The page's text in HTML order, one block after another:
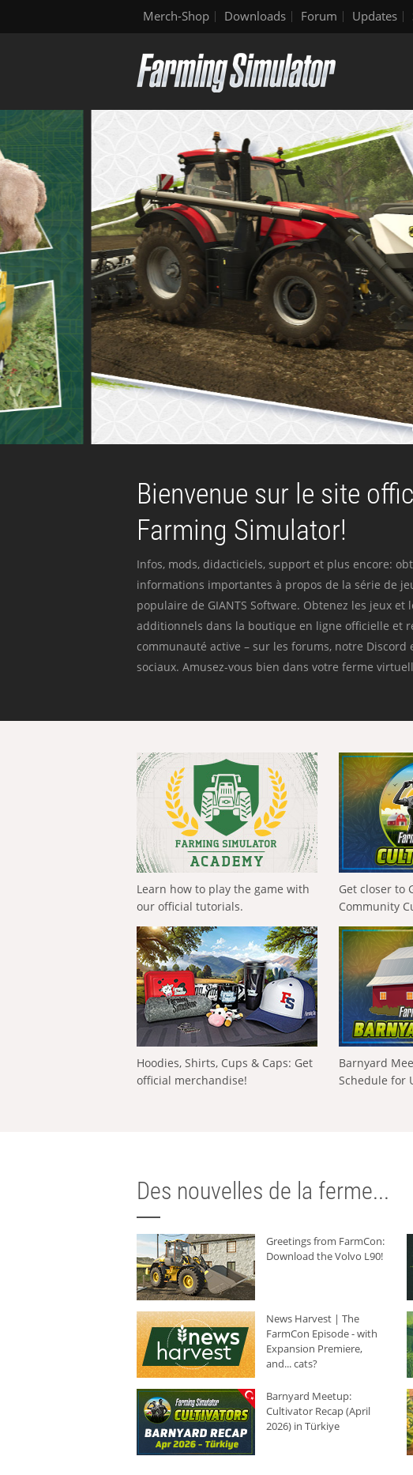
Merch-Shop Downloads Forum Updates
Bienvenue sur le site
Farming Simulator!
Infos, mods, didacticiels, support et plus encore:
informations importantes à propos de la série de
populaire de GIANTS Software. Obtenez les jeux et
additionnels dans la boutique en ligne officielle et
communauté active – sur les forums, notre Discord
sociaux. Amusez-vous bien dans votre ferme
Learn how to play the game with
our official tutorials.
Get closer to
Community
Hoodies, Shirts, Cups & Caps: Get
official merchandise!
Barnyard
Schedule for
Des nouvelles de la ferme...
Greetings from FarmCon:
Download the Volvo L90!
News Harvest | The
FarmCon Episode - with
Expansion Premiere,
and... cats?
Barnyard Meetup:
Cultivator Recap (April
2026) in Türkiye